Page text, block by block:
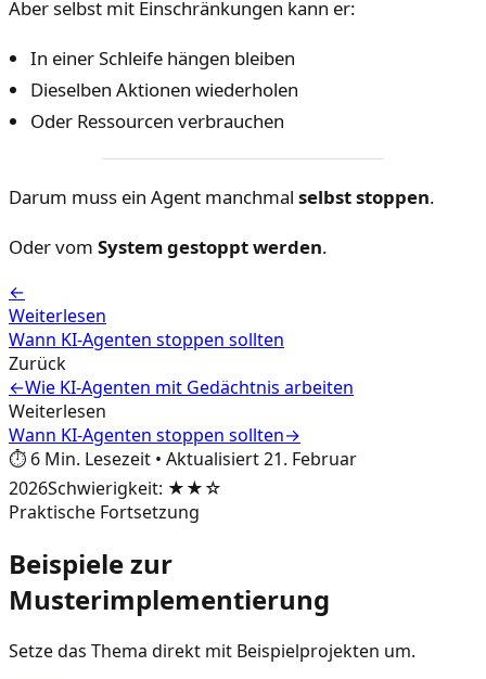
Aber selbst mit Einschränkungen kann er:
In einer Schleife hängen bleiben
Dieselben Aktionen wiederholen
Oder Ressourcen verbrauchen
Darum muss ein Agent manchmal selbst stoppen.
Oder vom System gestoppt werden.
←
Weiterlesen
Wann KI-Agenten stoppen sollten
Zurück
←Wie KI-Agenten mit Gedächtnis arbeiten
Weiterlesen
Wann KI-Agenten stoppen sollten→
⏱️ 6 Min. Lesezeit • Aktualisiert21. Februar
2026Schwierigkeit: ★★☆
Praktische Fortsetzung
Beispiele zur
Musterimplementierung
Setze das Thema direkt mit Beispielprojekten um.